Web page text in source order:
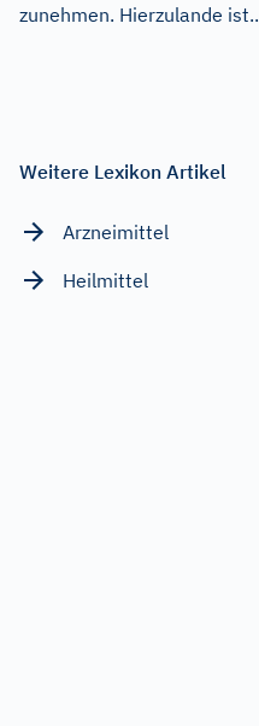
zunehmen. Hierzulande
Weitere Lexikon Artikel
Arzneimittel
Heilmittel